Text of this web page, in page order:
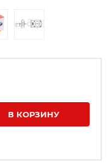
В КОРЗИНУ